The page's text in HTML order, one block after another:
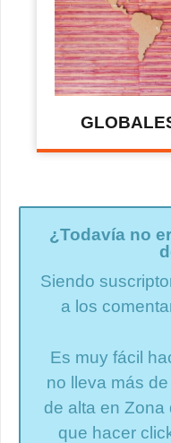
¿Todavía no
Siendo
a los
Es muy fácil
no lleva más
de alta en Zona
que hacer